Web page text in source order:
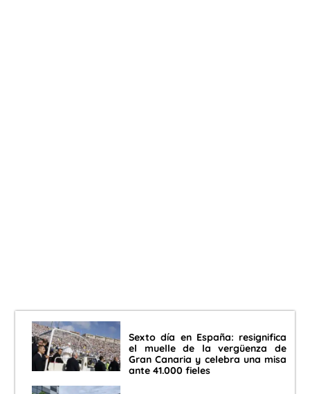
Sexto día en España: resignifica
el muelle de la vergüenza de
Gran Canaria y celebra una misa
ante 41.000 fieles